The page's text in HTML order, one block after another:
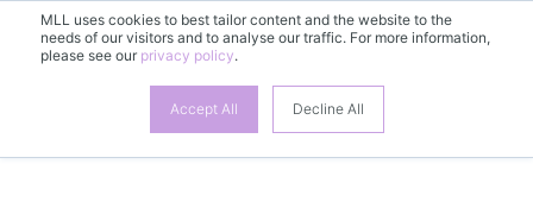
MLL uses cookies to best tailor content and the website to the
needs of our visitors and to analyse our traffic. For more information,
please see our privacy policy.
Accept All Decline All